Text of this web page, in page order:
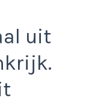
uit